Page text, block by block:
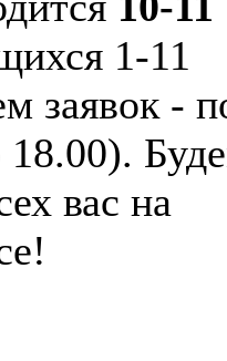
1-11
заявок -
18.00).
вас на